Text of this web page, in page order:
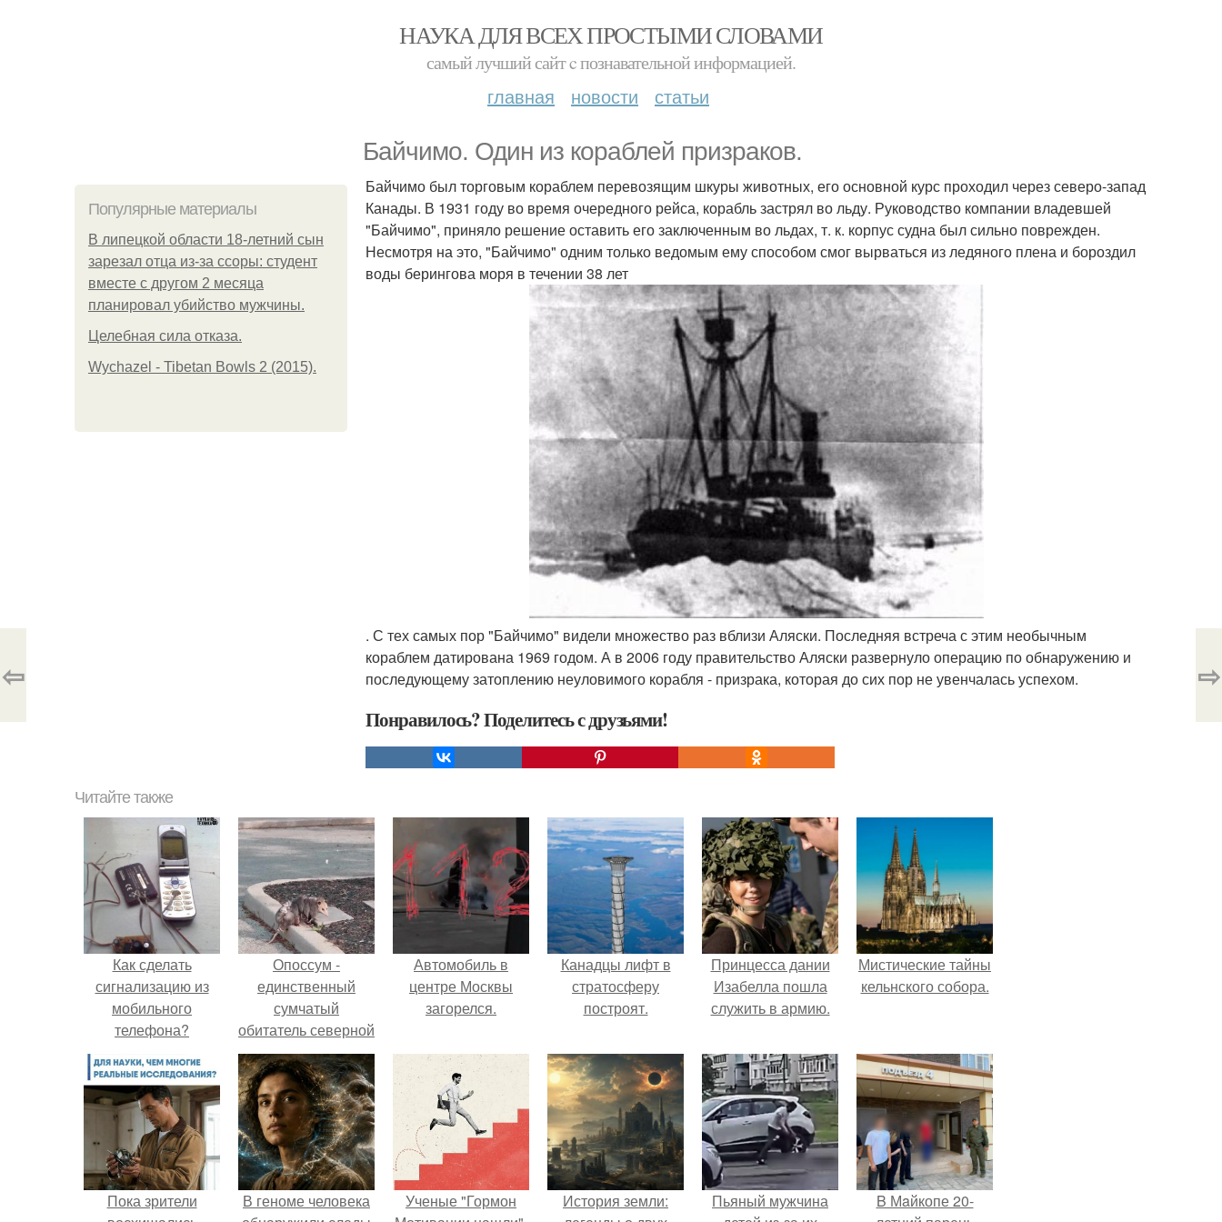
НАУКА ДЛЯ ВСЕХ ПРОСТЫМИ СЛОВАМИ
самый лучший сайт c познавательной информацией.
главная новости статьи
Байчимо. Один из кораблей призраков.
Популярные материалы
В липецкой области 18-летний сын
зарезал отца из-за ссоры: студент
вместе с другом 2 месяца
планировал убийство мужчины.
Целебная сила отказа.
Wychazel - Tibetan Bowls 2 (2015).
Байчимо был торговым кораблем перевозящим шкуры животных, его основной курс проходил через северо-запад
Канады. В 1931 году во время очередного рейса, корабль застрял во льду. Руководство компании владевшей
"Байчимо", приняло решение оставить его заключенным во льдах, т. к. корпус судна был сильно поврежден.
Несмотря на это, "Байчимо" одним только ведомым ему способом смог вырваться из ледяного плена и бороздил
воды берингова моря в течении 38 лет
. С тех самых пор "Байчимо" видели множество раз вблизи Аляски. Последняя встреча с этим необычным
кораблем датирована 1969 годом. А в 2006 году правительство Аляски развернуло операцию по обнаружению и
последующему затоплению неуловимого корабля - призрака, которая до сих пор не увенчалась успехом.
Понравилось? Поделитесь с друзьями!
⇦ ⇨
Читайте также
Как сделать
сигнализацию из
мобильного
телефона?
Опоссум -
единственный
сумчатый
обитатель северной
америки.
Автомобиль в
центре Москвы
загорелся.
Канадцы лифт в
стратосферу
построят.
Принцесса дании
Изабелла пошла
служить в армию.
Мистические тайны
кельнского собора.
Пока зрители
В геноме человека
Ученые "Гормон
История земли:
Пьяный мужчина
B Мaйкопе 20-